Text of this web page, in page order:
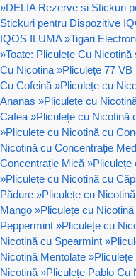
»DELIA Rezerve si Stickuri
Stickuri pentru Dispozitive
IQOS ILUMA »Tigari
»Toate: Pliculețe Cu Nicotină
Cu Nicotina »Pliculețe 77
Cu Cofeină »Pliculețe cu
Ananas »Pliculețe cu
Cafea »Pliculețe cu Nicotină
»Pliculețe cu Nicotină cu
Nicotină cu Concentrație
Concentrație Mică »Pliculețe
»Pliculețe cu Nicotină cu
Pădure »Pliculețe cu
Mango »Pliculețe cu
Peppermint »Pliculețe cu
Nicotină cu Spearmint »
Nicotină Mentolate »
Nicotină »Pliculețe Pablo Cu